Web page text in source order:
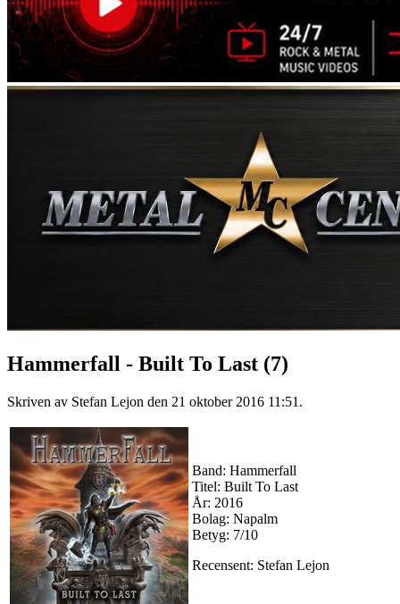
Hammerfall - Built To Last (7)
Skriven av Stefan Lejon den 21 oktober 2016 11:51 .
Band: Hammerfall
Titel: Built To Last
År: 2016
Bolag: Napalm
Betyg: 7/10
Recensent: Stefan Lejon